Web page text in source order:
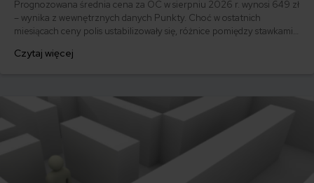
Prognozowana średnia cena za OC w sierpniu 2026 r. wynosi 649 zł
– wynika z wewnętrznych danych Punkty. Choć w ostatnich
miesiącach ceny polis ustabilizowały się, różnice pomiędzy stawkami
500 zł, inni – powyżej 1500 zł. Gdzie znaleźć najtańsze OC w Polsce
Czytaj więcej